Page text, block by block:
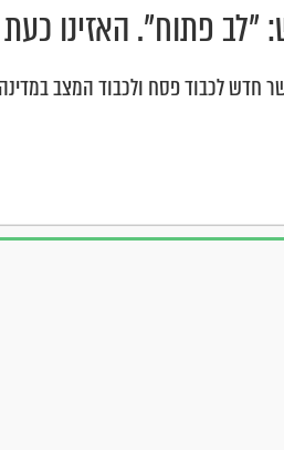
"לב פתוח". האזינו כעת
חדש לכבוד פסח ולכבוד המצב